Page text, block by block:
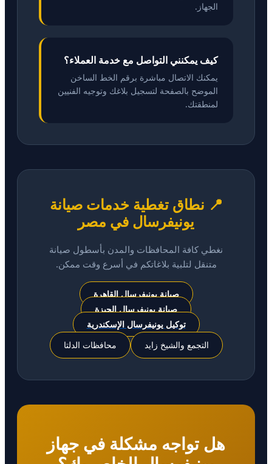
الجهاز.
كيف يمكنني التواصل مع خدمة العملاء؟
يمكنك الاتصال مباشرة برقم الخط الساخن
الموضح بالصفحة لتسجيل بلاغك وتوجيه الفنيين
لمنطقتك.
📍 نطاق تغطية خدمات صيانة
يونيفرسال في مصر
نغطي كافة المحافظات والمدن بأسطول صيانة
متنقل لتلبية بلاغاتكم في أسرع وقت ممكن.
صيانة يونيفرسال القاهرة
صيانة يونيفرسال الجيزة
توكيل يونيفرسال الإسكندرية
التجمع والشيخ زايد
محافظات الدلتا
هل تواجه مشكلة في جهاز